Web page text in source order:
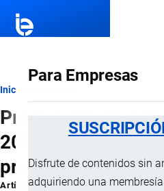
Para Empresas
Disfrute de contenidos sin
adquiriendo una membresía
Ruta
de
navegación
Inicio
Producción de
2026:
proyecciones del
ArtículoporJaime Mise, 18 Junio,